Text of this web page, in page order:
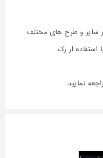
سایز و طرح های مختلف
از رک
نمایید: